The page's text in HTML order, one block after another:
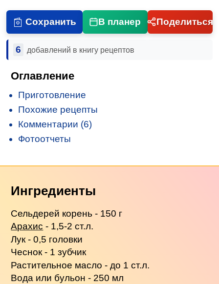
Сохранить В планер Поделиться
6 добавлений в книгу рецептов
Оглавление
Приготовление
Похожие рецепты
Комментарии (6)
Фотоотчеты
Ингредиенты
Сельдерей корень - 150 г
Арахис - 1,5-2 ст.л.
Лук - 0,5 головки
Чеснок - 1 зубчик
Растительное масло - до 1 ст.л.
Вода или бульон - 250 мл